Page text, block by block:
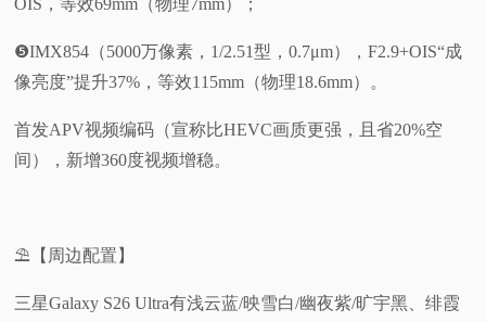
❺IMX854（5000万像素，1/2.51型，0.7μm），F2.9+OIS“成
像亮度”提升37%，等效115mm（物理18.6mm）。
首发APV视频编码（宣称比HEVC画质更强，且省20%空
间），新增360度视频增稳。
⛱️【周边配置】
三星Galaxy S26 Ultra有浅云蓝/映雪白/幽夜紫/旷宇黑、绯霞